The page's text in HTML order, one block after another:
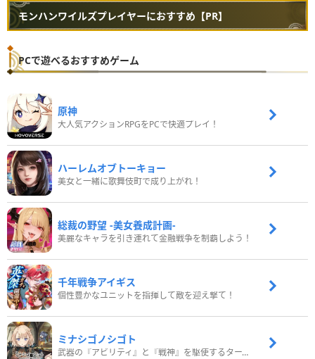
モンハンワイルズプレイヤーにおすすめ【PR】
PCで遊べるおすすめゲーム
原神
大人気アクションRPGをPCで快適プレイ！
ハーレムオブトーキョー
美女と一緒に歌舞伎町で成り上がれ！
総裁の野望 -美女養成計画-
美麗なキャラを引き連れて金融戦争を制覇しよう！
千年戦争アイギス
個性豊かなユニットを指揮して敵を迎え撃て！
ミナシゴノシゴト
武器の『アビリティ』と『戦神』を駆使するターン制コマンドバトルRPG！